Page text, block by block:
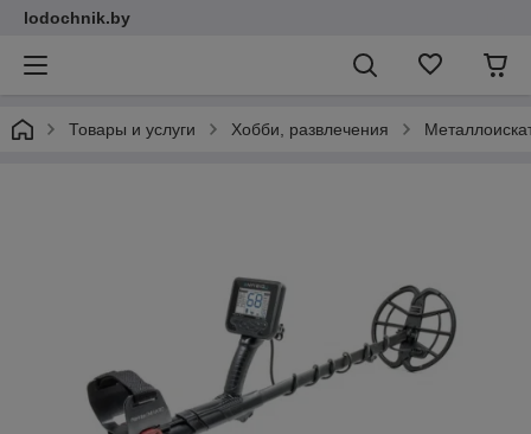
lodochnik.by
Товары и услуги Хобби, развлечения